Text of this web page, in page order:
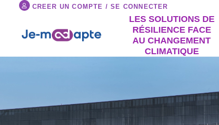
Aller
contenu
CREER UN COMPTE / SE CONNECTER
LES SOLUTIONS DE
RÉSILIENCE FACE
AU CHANGEMENT
CLIMATIQUE